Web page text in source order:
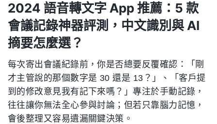
2024 語音轉文字 App 推薦：5 款
會議記錄神器評測，中文識別與 AI
摘要怎麼選？
每次寄出會議紀錄前，你是否總要反覆確認：「剛
才主管說的那個數字是 30 還是 13？」、「客戶提
到的修改意見我有記下來嗎？」專注於手動記錄，
往往讓你無法全心參與討論；但若只靠腦力記憶，
會後整理又容易遺漏關鍵決策。